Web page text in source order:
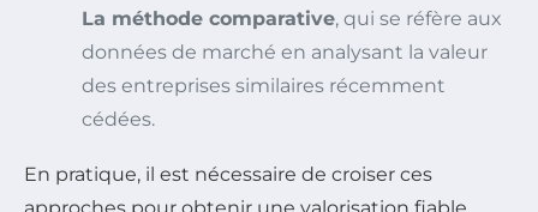
La méthode comparative, qui se réfère aux
données de marché en analysant la valeur
des entreprises similaires récemment
cédées.
En pratique, il est nécessaire de croiser ces